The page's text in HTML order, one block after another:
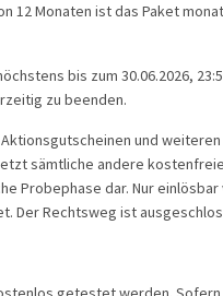
12 Monaten ist das Paket
bis zum 30.06.2026,
zu beenden.
und weiteren
sämtliche andere kostenfreie
Probephase dar. Nur einlösbar
Der Rechtsweg ist